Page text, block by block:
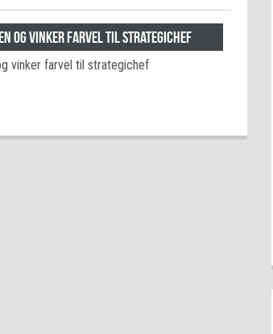
og vinker farvel til strategichef
vinker farvel til strategichef